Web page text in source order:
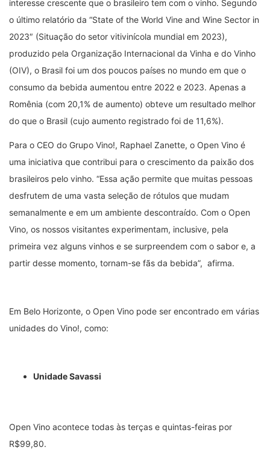
interesse crescente que o brasileiro tem com o vinho. Segundo
o último relatório da “State of the World Vine and Wine Sector in
2023″ (Situação do setor vitivinícola mundial em 2023),
produzido pela Organização Internacional da Vinha e do Vinho
(OIV), o Brasil foi um dos poucos países no mundo em que o
consumo da bebida aumentou entre 2022 e 2023. Apenas a
Romênia (com 20,1% de aumento) obteve um resultado melhor
do que o Brasil (cujo aumento registrado foi de 11,6%).
Para o CEO do Grupo Vino!, Raphael Zanette, o Open Vino é
uma iniciativa que contribui para o crescimento da paixão dos
brasileiros pelo vinho. “Essa ação permite que muitas pessoas
desfrutem de uma vasta seleção de rótulos que mudam
semanalmente e em um ambiente descontraído. Com o Open
Vino, os nossos visitantes experimentam, inclusive, pela
primeira vez alguns vinhos e se surpreendem com o sabor e, a
partir desse momento, tornam-se fãs da bebida”, afirma.
Em Belo Horizonte, o Open Vino pode ser encontrado em várias
unidades do Vino!, como:
Unidade Savassi
Open Vino acontece todas às terças e quintas-feiras por
R$99,80.